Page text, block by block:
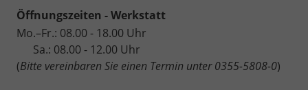
Öffnungszeiten - Werkstatt
Mo.–Fr.: 08.00 - 18.00 Uhr
Sa.: 08.00 - 12.00 Uhr
(Bitte vereinbaren Sie einen Termin unter 0355-5808-0)